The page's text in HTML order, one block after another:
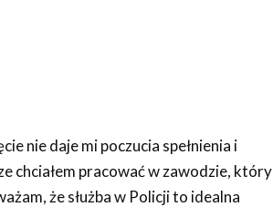
nie daje mi poczucia spełnienia i
chciałem pracować w zawodzie, który
że służba w Policji to idealna